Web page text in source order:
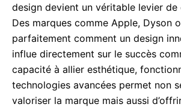
Messenger
design devient un véritable levier
Des marques comme Apple, Dyson
parfaitement comment un design
influe directement sur le succès
capacité à allier esthétique,
technologies avancées permet non
valoriser la marque mais aussi